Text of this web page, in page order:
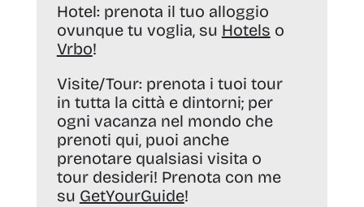
Hotel: prenota il tuo alloggio
ovunque tu voglia, su Hotels o
Vrbo!
Visite/Tour: prenota i tuoi tour
in tutta la città e dintorni; per
ogni vacanza nel mondo che
prenoti qui, puoi anche
prenotare qualsiasi visita o
tour desideri! Prenota con me
su GetYourGuide!